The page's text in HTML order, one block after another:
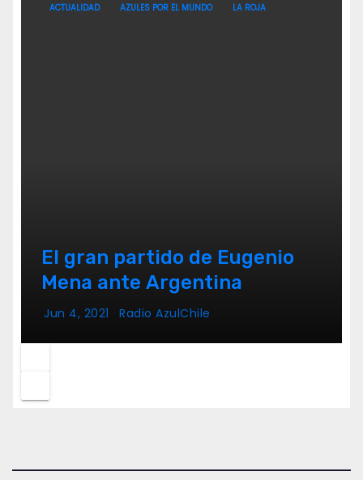
ACTUALIDAD AZULES POR EL MUNDO LA ROJA
El gran partido de Eugenio
Mena ante Argentina
Jun 4, 2021 Radio AzulChile